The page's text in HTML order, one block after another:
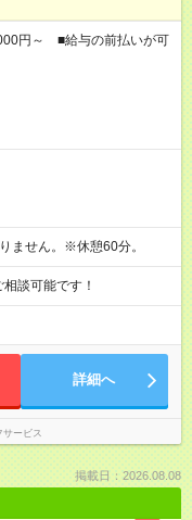
円～ ■給与の前払いが可
せん。※休憩60分。
談可能です！
詳細へ
サービス
掲載日：2026.08.08